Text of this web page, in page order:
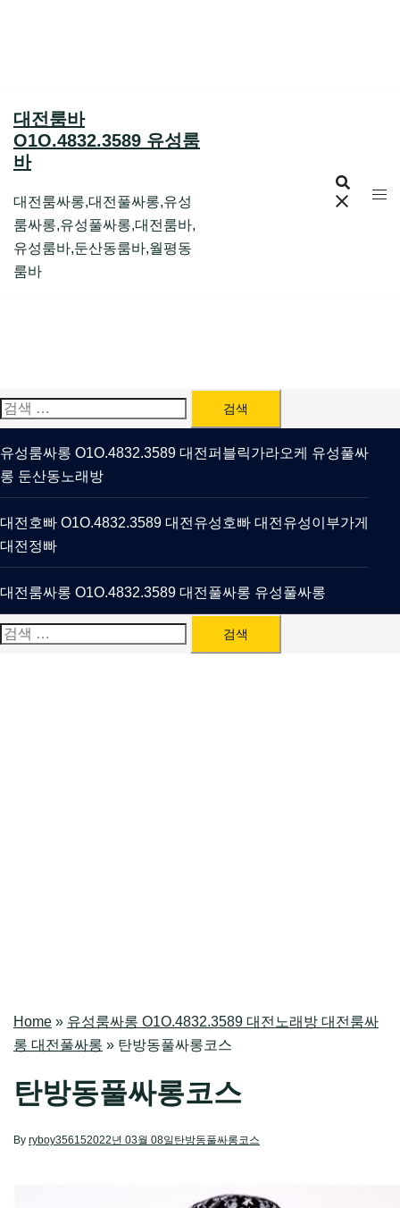
대전룸바
O1O.4832.3589 유성룸
바
대전룸싸롱,대전풀싸롱,유성
룸싸롱,유성풀싸롱,대전룸바,
유성룸바,둔산동룸바,월평동
룸바
검
색:
유성룸싸롱 O1O.4832.3589 대전퍼블릭가라오케 유성풀싸
롱 둔산동노래방
대전호빠 O1O.4832.3589 대전유성호빠 대전유성이부가게
대전정빠
대전룸싸롱 O1O.4832.3589 대전풀싸롱 유성풀싸롱
검
Home » 유성룸싸롱 O1O.4832.3589 대전노래방 대전룸싸
롱 대전풀싸롱 » 탄방동풀싸롱코스
탄방동풀싸롱코스
By ryboy356152022년 03월 08일 탄방동풀싸롱코스